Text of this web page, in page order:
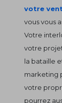
votre
vous vous
Votre
votre
la bataille
marketing
votre
pourrez